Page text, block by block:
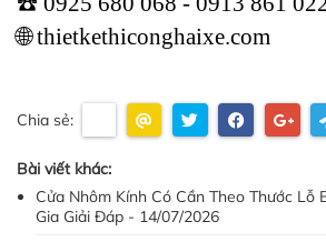
🌐 thietkethiconghaixe.com
Chia sẻ:
Bài viết khác:
Cửa Nhôm Kính Có Cần Theo Thước Lỗ
Gia Giải Đáp - 14/07/2026